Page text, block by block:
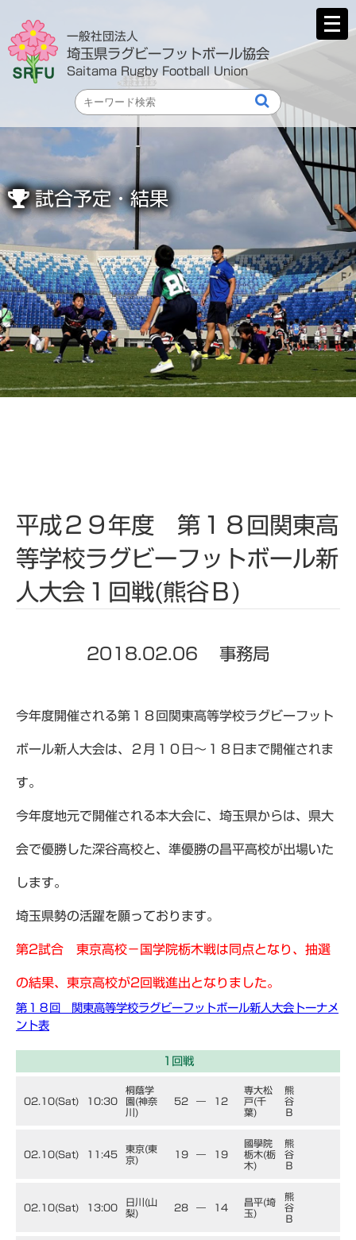
一般社団法人
埼玉県ラグビーフットボール協会
Saitama Rugby Football Union
メ
ニ
く
試合予定・結果
平成２９年度 第１８回関東高
等学校ラグビーフットボール新
人大会１回戦(熊谷Ｂ)
2018.02.06 事務局
今年度開催される第１８回関東高等学校ラグビーフット
ボール新人大会は、２月１０日～１８日まで開催されま
す。
今年度地元で開催される本大会に、埼玉県からは、県大
会で優勝した深谷高校と、準優勝の昌平高校が出場いた
します。
埼玉県勢の活躍を願っております。
第2試合 東京高校－国学院栃木戦は同点となり、抽選
の結果、東京高校が2回戦進出となりました。
第１８回 関東高等学校ラグビーフットボール新人大会トーナメ
ント表
1回戦
02.10(Sat) 10:30
桐蔭学
園(神奈
川)
52 ― 12
専大松
戸(千
葉)
熊
谷
Ｂ
02.10(Sat) 11:45
東京(東
京)
19 ― 19
國學院
栃木(栃
木)
熊
谷
Ｂ
02.10(Sat) 13:00
日川(山
梨)
28 ― 14
昌平(埼
玉)
熊
谷
Ｂ